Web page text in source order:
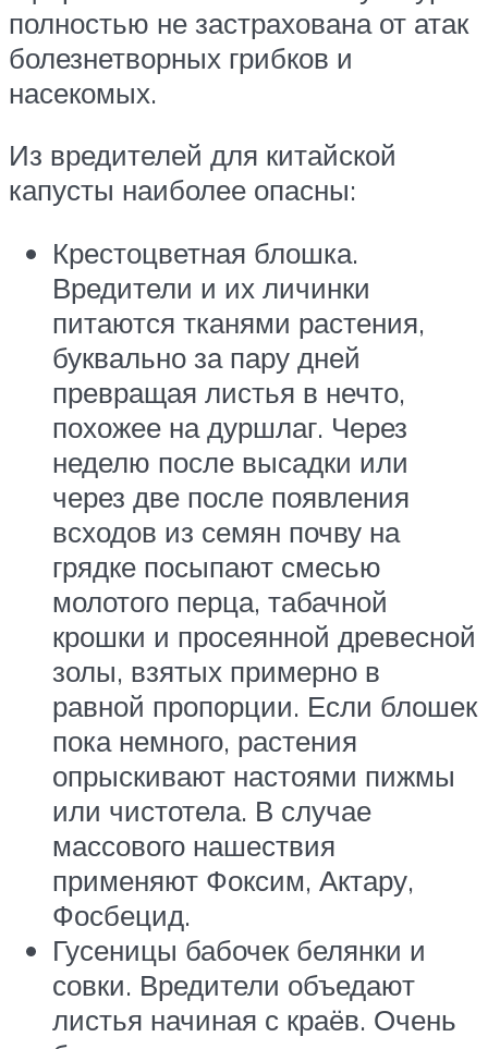
полностью не застрахована от атак
болезнетворных грибков и
насекомых.
Из вредителей для китайской
капусты наиболее опасны:
Крестоцветная блошка.
Вредители и их личинки
питаются тканями растения,
буквально за пару дней
превращая листья в нечто,
похожее на дуршлаг. Через
неделю после высадки или
через две после появления
всходов из семян почву на
грядке посыпают смесью
молотого перца, табачной
крошки и просеянной древесной
золы, взятых примерно в
равной пропорции. Если блошек
пока немного, растения
опрыскивают настоями пижмы
или чистотела. В случае
массового нашествия
применяют Фоксим, Актару,
Фосбецид.
Гусеницы бабочек белянки и
совки. Вредители объедают
листья начиная с краёв. Очень